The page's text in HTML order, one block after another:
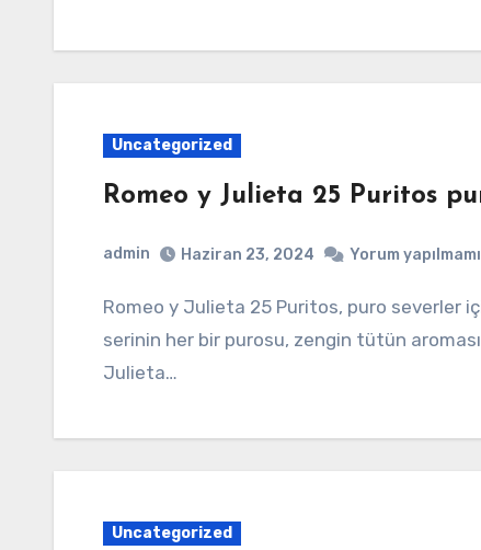
Uncategorized
Romeo y Julieta 25 Puritos
admin Haziran 23, 2024 Yorum
Romeo y Julieta 25 Puritos, puro severler için heyecan verici bir seçenek sunuyor. Bu özel
serinin her bir purosu, zengin tütün
Julieta…
Uncategorized